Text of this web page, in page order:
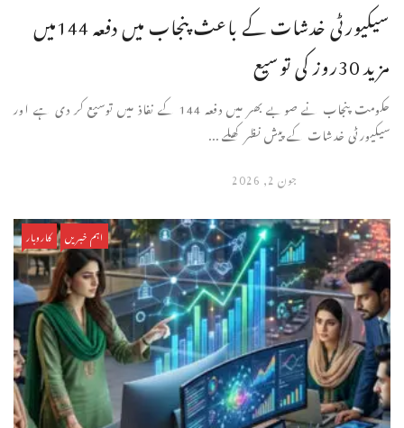
سیکیورٹی خدشات کے باعث پنجاب میں دفعہ 144میں
مزید 30روز کی توسیع
حکومت پنجاب نے صوبے بھر میں دفعہ 144 کے نفاذ میں توسیع کر دی ہے اور
سیکیورٹی خدشات کے پیش نظر کھلے ...
جون 2, 2026
اہم خبریں کاروبار